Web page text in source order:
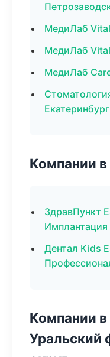
МедиЛаб
МедиЛаб
МедиЛаб
Екатеринбург
Компании
ЗдравПункт
Имплантация
Дентал Kids
Компании в
Уральский